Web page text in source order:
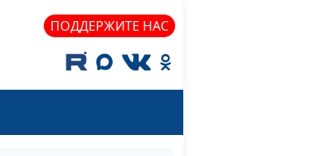
ПОДДЕРЖИТЕ НАС
священнослужитель,
историк, богослов
Богданенков,
#135